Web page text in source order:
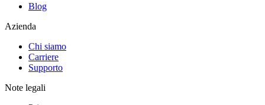
Blog
Azienda
Chi siamo
Carriere
Supporto
Note legali